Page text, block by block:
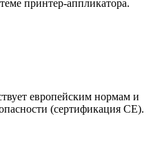
принтер-аппликатора.
европейским нормам и
(сертификация СЕ).